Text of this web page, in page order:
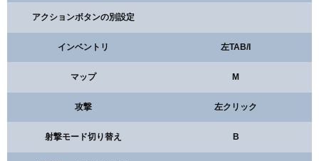
アクションボタンの別設定
インベントリ 左TAB/I
マップ M
攻撃 左クリック
射撃モード切り替え B